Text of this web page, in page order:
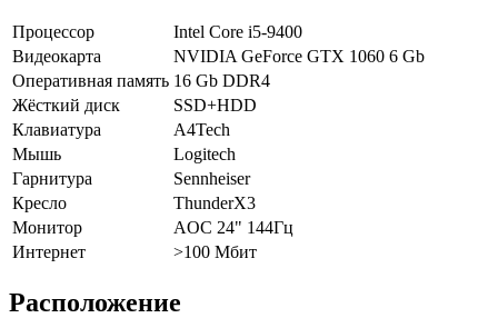
Процессор
Intel Core i5-9400
Видеокарта
NVIDIA GeForce GTX 1060 6 Gb
Оперативная память 16 Gb DDR4
Жёсткий диск
SSD+HDD
Клавиатура
A4Tech
Мышь
Logitech
Гарнитура
Sennheiser
Кресло
ThunderX3
Монитор
AOC 24" 144Гц
Интернет
>100 Мбит
Расположение